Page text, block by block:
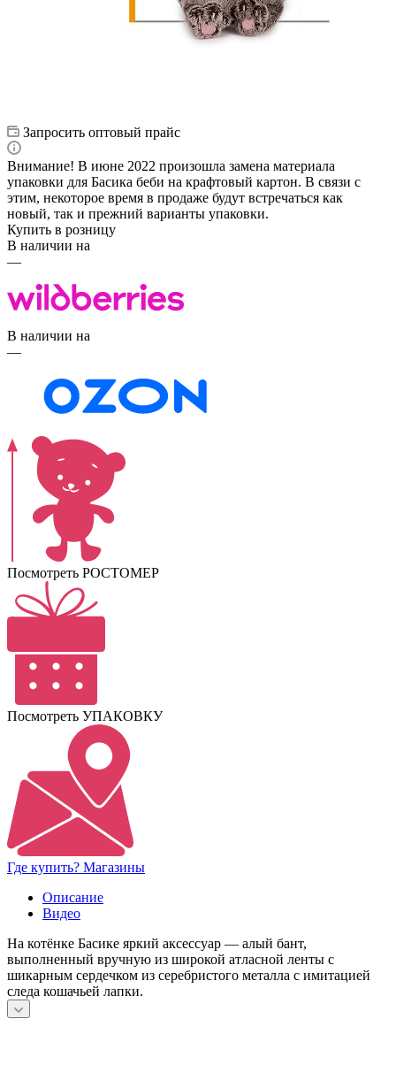
Запросить оптовый прайс
Внимание! В июне 2022 произошла замена материала
упаковки для Басика беби на крафтовый картон. В связи с
этим, некоторое время в продаже будут встречаться как
новый, так и прежний варианты упаковки.
Купить в розницу
В наличии на
—
В наличии на
—
Посмотреть РОСТОМЕР
Посмотреть УПАКОВКУ
Где купить? Магазины
Описание
Видео
На котёнке Басике яркий аксессуар — алый бант,
выполненный вручную из широкой атласной ленты с
шикарным сердечком из серебристого металла с имитацией
следа кошачьей лапки.